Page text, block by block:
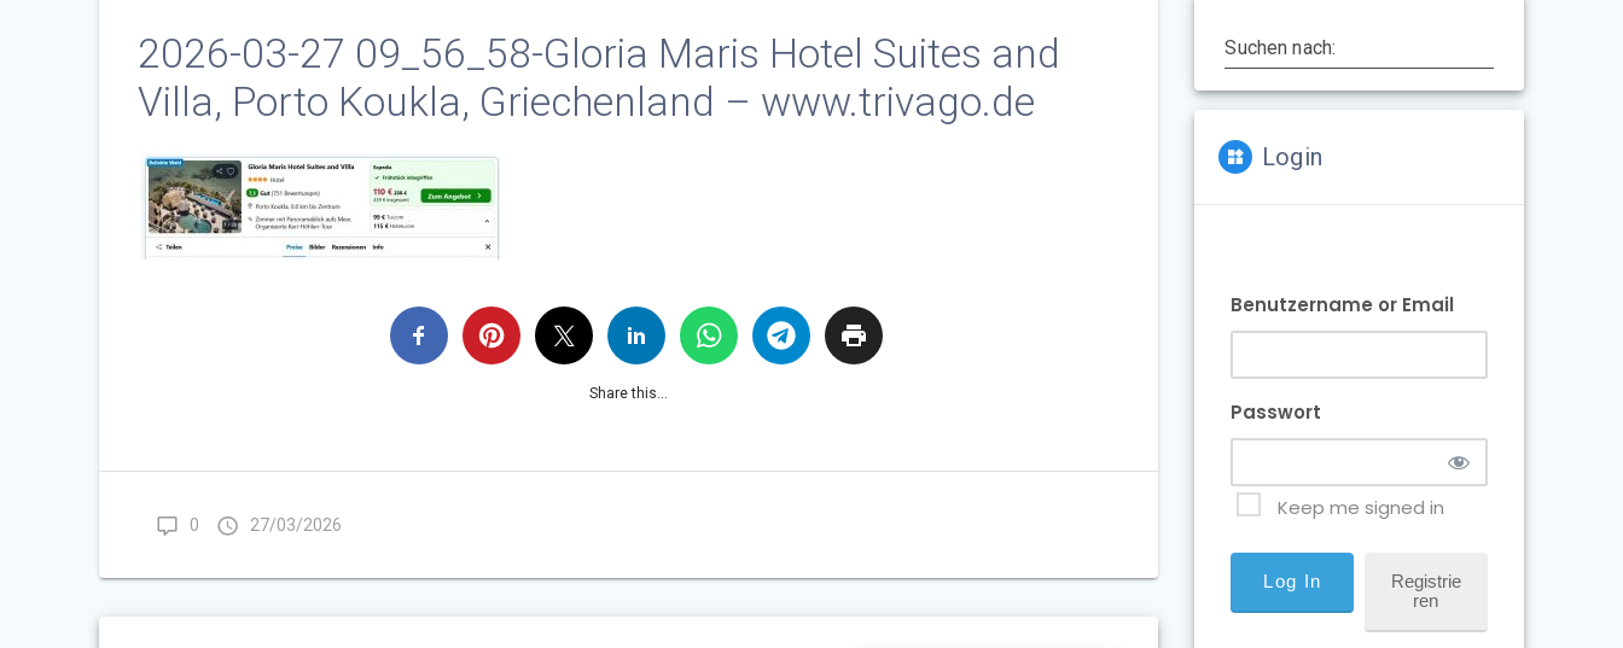
2026-03-27 09_56_58-Gloria Maris Hotel Suites and
Villa, Porto Koukla, Griechenland – www.trivago.de
Share this...
0 27/03/2026
Suchen nach:
Login
Benutzername or Email
Passwort
Keep me signed in
Registrie
Ren